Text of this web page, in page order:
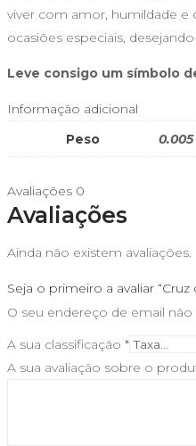
viver com amor, humildade e
ocasiões especiais,
Leve consigo um símbolo
Informação adicional
Peso
Avaliações 0
Avaliações
Ainda não existem avaliações.
Seja o primeiro a avaliar “Cruz
O seu endereço de email não
A sua classificação *
A sua avaliação sobre o